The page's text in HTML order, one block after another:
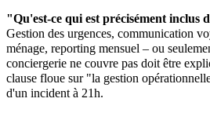
"Qu'est-ce qui est précisément inclus
Gestion des urgences, communication
ménage, reporting mensuel – ou
conciergerie ne couvre pas doit être
clause floue sur "la gestion
d'un incident à 21h.